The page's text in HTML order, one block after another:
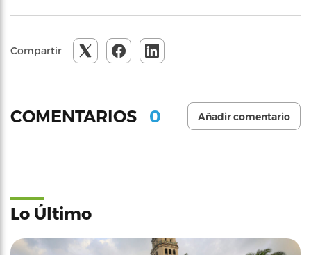
Compartir
COMENTARIOS 0 Añadir comentario
Lo Último